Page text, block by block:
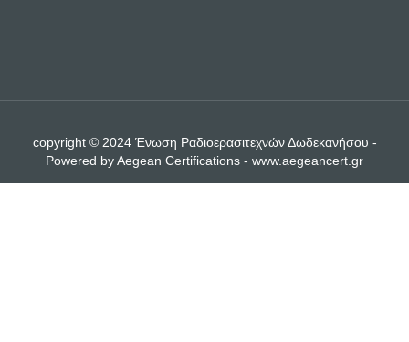
copyright © 2024 Ένωση Ραδιοερασιτεχνών Δωδεκανήσου -
Powered by Aegean Certifications - www.aegeancert.gr